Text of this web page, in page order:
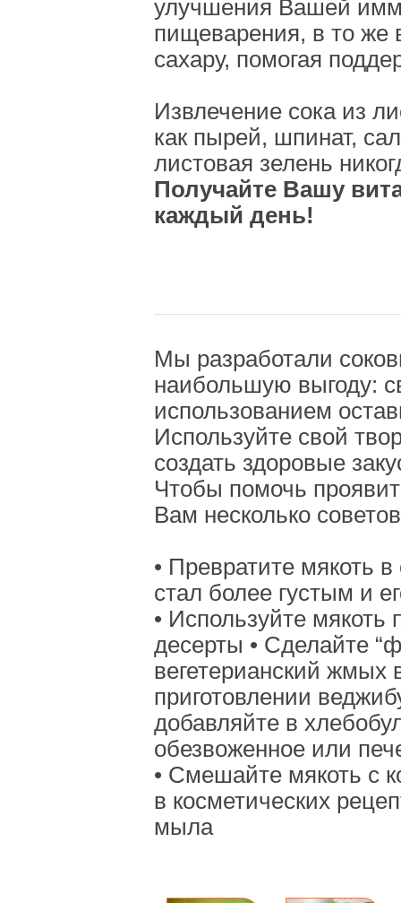
улучшения Вашей
пищеварения, в то же
сахару, помогая
Извлечение сока из
как пырей, шпинат,
листовая зелень
Получайте Вашу
каждый день!
Мы разработали
наибольшую выгоду:
использованием
Используйте свой
создать здоровые
Чтобы помочь
Вам несколько
• Превратите мякоть
стал более густым и
• Используйте
десерты • Сделайте
вегетерианский жмых
приготовлении
добавляйте в
обезвоженное или
• Смешайте мякоть с
в косметических
мыла